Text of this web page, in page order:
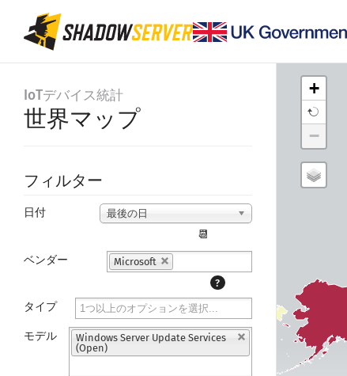
IoTデバイス統計
世界マップ
フィルター
日付 最後の日
📆
ベンダー
Microsoft
?
タイプ
モデル
Windows Server Update Services
(Open)
+
−